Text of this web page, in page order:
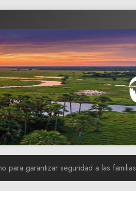
para garantizar seguridad a las familias